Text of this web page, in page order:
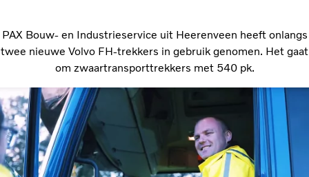
PAX Bouw- en Industrieservice uit Heerenveen heeft onlangs
twee nieuwe Volvo FH-trekkers in gebruik genomen. Het gaat
om zwaartransporttrekkers met 540 pk.